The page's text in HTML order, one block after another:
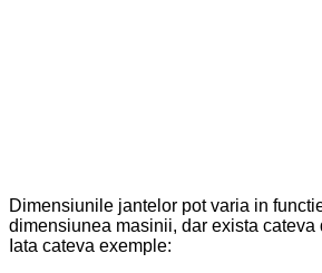
Dimensiunile jantelor pot varia in
dimensiunea masinii, dar exista
Iata cateva exemple: